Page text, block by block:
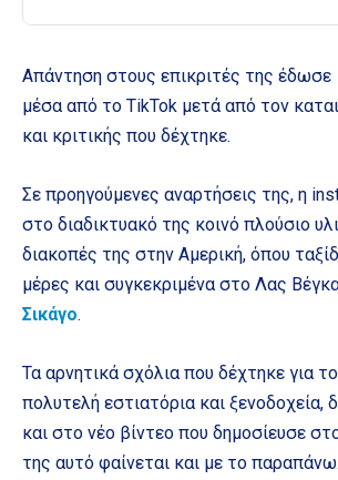
Απάντηση στους επικριτές της έδωσε
μέσα από το TikTok μετά από τον
και κριτικής που δέχτηκε.
Σε προηγούμενες αναρτήσεις της, η
στο διαδικτυακό της κοινό πλούσιο
διακοπές της στην Αμερική, όπου
μέρες και συγκεκριμένα στο Λας
Σικάγο.
Τα αρνητικά σχόλια που δέχτηκε για
πολυτελή εστιατόρια και ξενοδοχεία,
και στο νέο βίντεο που δημοσίευσε
της αυτό φαίνεται και με το παραπάνω.